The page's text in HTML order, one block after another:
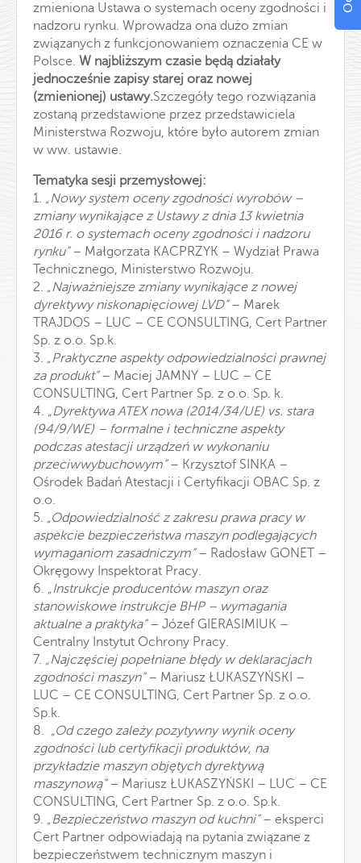
zmieniona Ustawa o systemach oceny zgodności i
nadzoru rynku. Wprowadza ona dużo zmian
związanych z funkcjonowaniem oznaczenia CE w
Polsce. W najbliższym czasie będą działały
jednocześnie zapisy starej oraz nowej
(zmienionej) ustawy.Szczegóły tego rozwiązania
zostaną przedstawione przez przedstawiciela
Ministerstwa Rozwoju, które było autorem zmian
w ww. ustawie.
Tematyka sesji przemysłowej:
1. „Nowy system oceny zgodności wyrobów –
zmiany wynikające z Ustawy z dnia 13 kwietnia
2016 r. o systemach oceny zgodności i nadzoru
rynku”– Małgorzata KACPRZYK – Wydział Prawa
Technicznego, Ministerstwo Rozwoju.
2. „Najważniejsze zmiany wynikające z nowej
dyrektywy niskonapięciowej LVD”– Marek
TRAJDOS – LUC – CE CONSULTING, Cert Partner
Sp. z o.o. Sp.k.
3. „Praktyczne aspekty odpowiedzialności prawnej
za produkt”– Maciej JAMNY – LUC – CE
CONSULTING, Cert Partner Sp. z o.o. Sp. k.
4. „Dyrektywa ATEX nowa (2014/34/UE) vs. stara
(94/9/WE) – formalne i techniczne aspekty
podczas atestacji urządzeń w wykonaniu
przeciwwybuchowym”– Krzysztof SINKA –
Ośrodek Badań Atestacji i Certyfikacji OBAC Sp. z
o.o.
5. „Odpowiedzialność z zakresu prawa pracy w
aspekcie bezpieczeństwa maszyn podlegających
wymaganiom zasadniczym”– Radosław GONET –
Okręgowy Inspektorat Pracy.
6. „Instrukcje producentów maszyn oraz
stanowiskowe instrukcje BHP – wymagania
aktualne a praktyka”– Józef GIERASIMIUK –
Centralny Instytut Ochrony Pracy.
7. „Najczęściej popełniane błędy w deklaracjach
zgodności maszyn”– Mariusz ŁUKASZYŃSKI –
LUC – CE CONSULTING, Cert Partner Sp. z o.o.
Sp.k.
8. „Od czego zależy pozytywny wynik oceny
zgodności lub certyfikacji produktów, na
przykładzie maszyn objętych dyrektywą
maszynową”– Mariusz ŁUKASZYŃSKI – LUC – CE
CONSULTING, Cert Partner Sp. z o.o. Sp.k.
9. „Bezpieczeństwo maszyn od kuchni”– eksperci
Cert Partner odpowiadają na pytania związane z
bezpieczeństwem technicznym maszyn i